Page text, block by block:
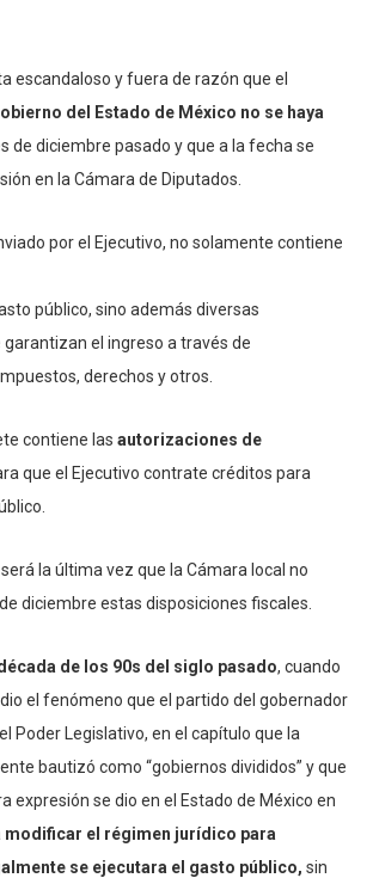
escandaloso y fuera de razón que el
del Estado de México no se haya
de diciembre pasado y que a la fecha se
en la Cámara de Diputados.
por el Ejecutivo, no solamente contiene
público, sino además diversas
garantizan el ingreso a través de
derechos y otros.
contiene las autorizaciones de
que el Ejecutivo contrate créditos para
la última vez que la Cámara local no
diciembre estas disposiciones fiscales.
de los 90s del siglo pasado, cuando
el fenómeno que el partido del gobernador
Poder Legislativo, en el capítulo que la
bautizó como “gobiernos divididos” y que
expresión se dio en el Estado de México en
modificar el régimen jurídico para
se ejecutara el gasto público, sin